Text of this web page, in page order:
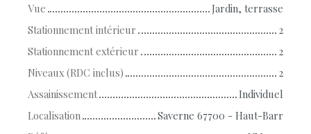
Vue
Jardin, terrasse
Stationnement intérieur
2
Stationnement extérieur
2
Niveaux (RDC inclus)
2
Assainissement
Individuel
Localisation
Saverne 67700 - Haut-Barr